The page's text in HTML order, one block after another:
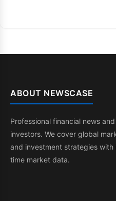
ABOUT NEWSCASE
Professional financial news
investors. We cover global
and investment strategies
time market data.